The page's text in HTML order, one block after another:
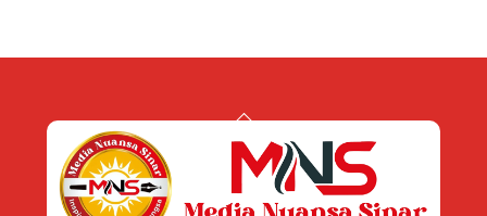
Back
Top